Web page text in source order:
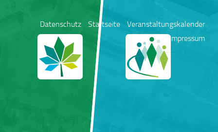
Veranstaltungskalender
Startseite
Datenschutz
Impressum